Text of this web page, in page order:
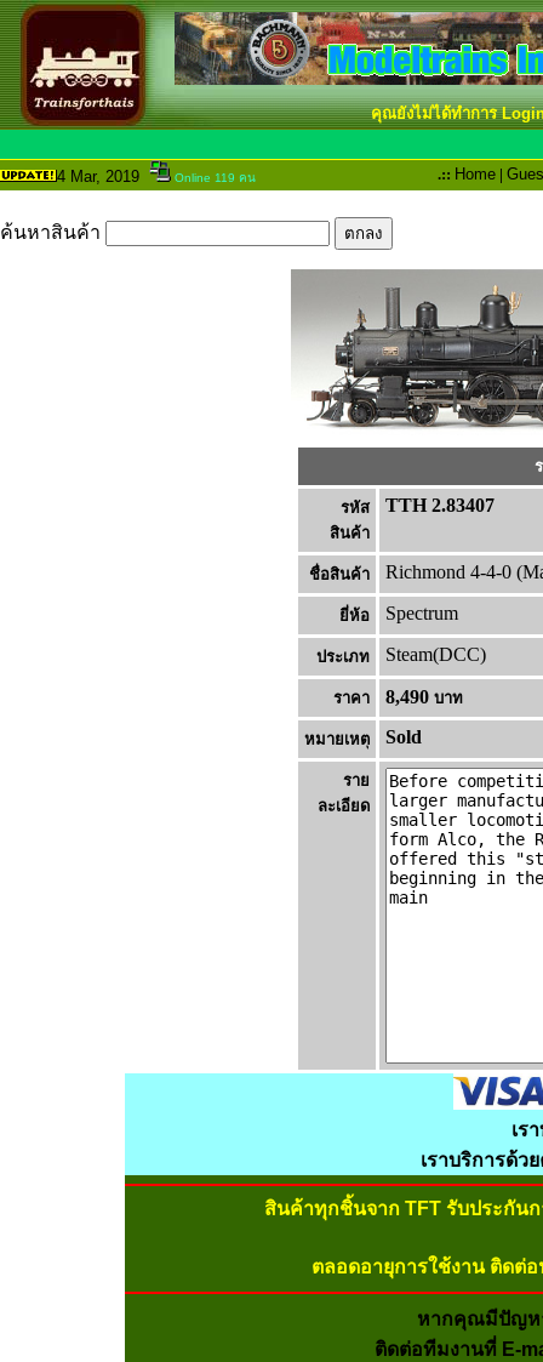
คุณยังไม่ได้ทำการ
4 Mar, 2019 Online 119 คน .:: Home |
ค้นหาสินค้า
รหัส
สินค้า
TTH 2.83407
ชื่อสินค้า Richmond 4-4-0
ยี่ห้อ Spectrum
ประเภท Steam(DCC)
ราคา 8,490 บาท
หมายเหต Sold
ราย
ละเอียด
เร
เราบริการด้ว
สินค้าทุกชิ้นจาก TFT รับประกัน
ตลอดอายุการใช้งาน ติดต่
หากคุณมีปัญห
ติดต่อทีมงานที่ E-